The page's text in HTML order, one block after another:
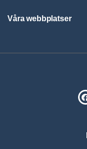
Våra webbplatser